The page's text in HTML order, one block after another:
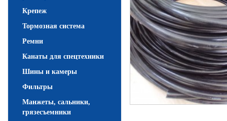
Крепеж
Тормозная система
Ремни
Канаты для спецтехники
Шины и камеры
Фильтры
Манжеты, сальники,
грязесъемники